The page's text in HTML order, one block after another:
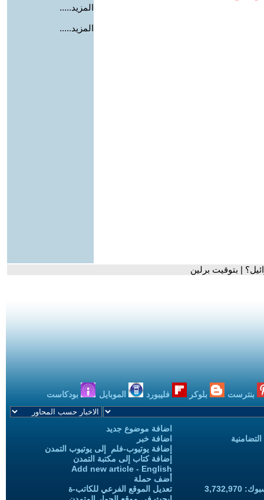
المزيد.....
المزيد.....
| بتوقيت برلين
بنترست بلوكر فليبورد الموبايل بودكاست
اضافة موضوع جديد
اضافة خبر
إضافة يوتيوب-فلم إلى يوتيوب التمدن
إضافة كتاب إلى مكتبة التمدن
Add new article - English
أضف حملة
تعديل الموقع الفرعي للكاتب-ة